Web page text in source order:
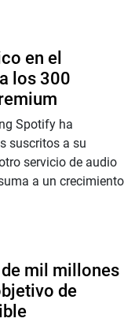
en el
los 300
Spotify ha
suscritos a su
servicio de audio
a un crecimiento
mil millones
de